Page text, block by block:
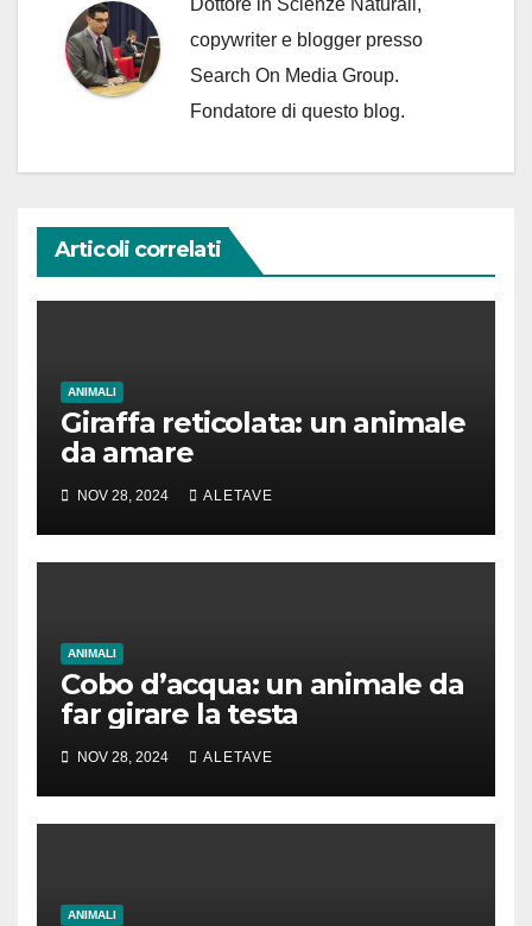
copywriter e blogger presso
Search On Media Group.
Fondatore di questo blog.
Articoli correlati
ANIMALI
Giraffa reticolata: un animale
da amare
NOV 28, 2024 ALETAVE
ANIMALI
Cobo d’acqua: un animale da
far girare la testa
NOV 28, 2024 ALETAVE
ANIMALI